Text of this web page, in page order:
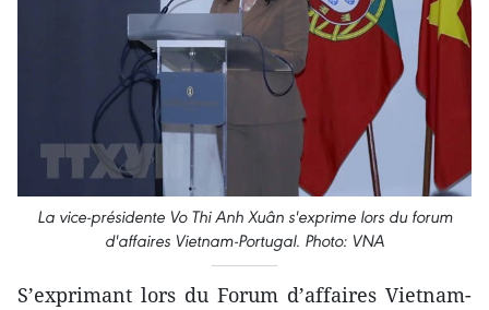
La vice-présidente Vo Thi Anh Xuân s'exprime lors du forum
d'affaires Vietnam-Portugal. Photo: VNA
S’exprimant lors du Forum d’affaires Vietnam-